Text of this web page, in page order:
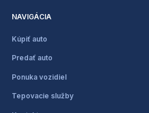
NAVIGÁCIA
Kúpiť auto
Predať auto
Ponuka vozidiel
Tepovacie služby